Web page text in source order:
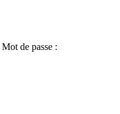
Mot de passe :